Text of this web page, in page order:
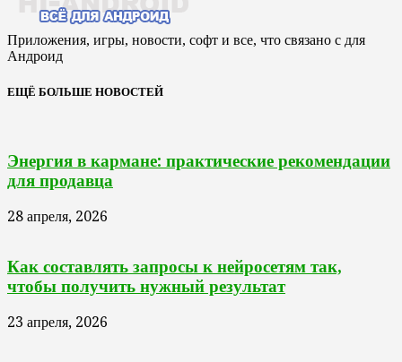
Приложения, игры, новости, софт и все, что связано с для
Андроид
ЕЩЁ БОЛЬШЕ НОВОСТЕЙ
Энергия в кармане: практические рекомендации
для продавца
28 апреля, 2026
Как составлять запросы к нейросетям так,
чтобы получить нужный результат
23 апреля, 2026